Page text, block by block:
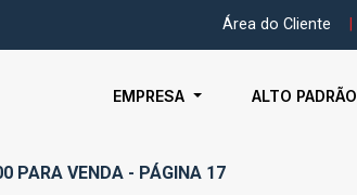
Área do Cliente
EMPRESA ALTO PADRÃO
PARA VENDA - PÁGINA 17